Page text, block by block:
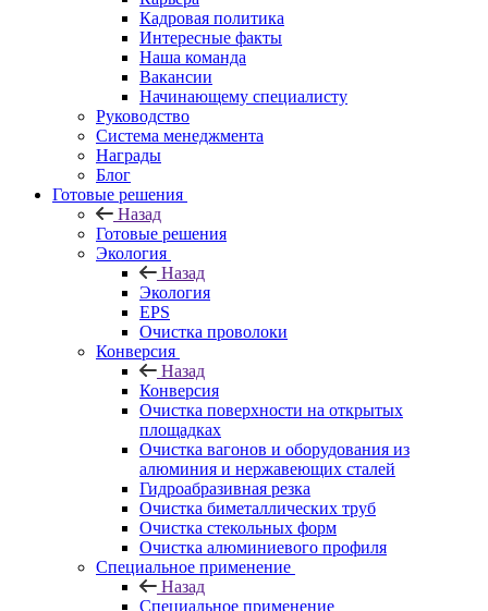
Кадровая политика
Интересные факты
Наша команда
Вакансии
Начинающему специалисту
Руководство
Система менеджмента
Награды
Блог
Готовые решения
Назад
Готовые решения
Экология
Назад
Экология
EPS
Очистка проволоки
Конверсия
Назад
Конверсия
Очистка поверхности на открытых
площадках
Очистка вагонов и оборудования из
алюминия и нержавеющих сталей
Гидроабразивная резка
Очистка биметаллических труб
Очистка стекольных форм
Очистка алюминиевого профиля
Специальное применение
Назад
Специальное применение